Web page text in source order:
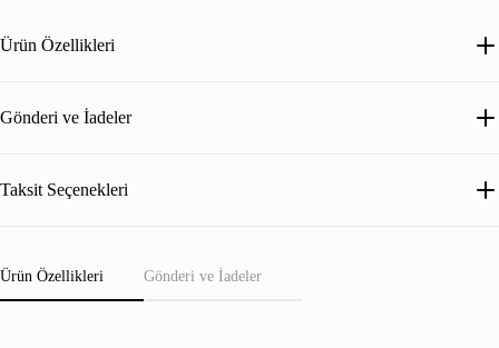
Ürün Özellikleri
Gönderi ve İadeler
Taksit Seçenekleri
Ürün Özellikleri Gönderi ve İadeler